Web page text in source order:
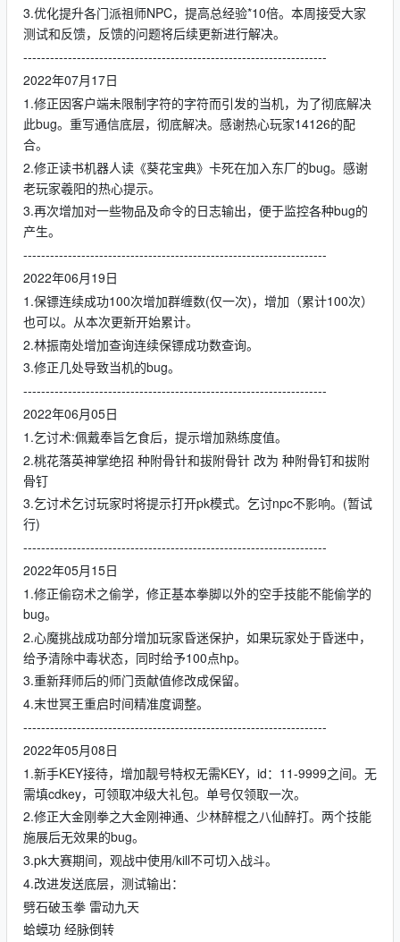
3.优化提升各门派祖师NPC，提高总经验*10倍。本周接受大家
测试和反馈，反馈的问题将后续更新进行解决。
--------------------------------------------------------------------
2022年07月17日
1.修正因客户端未限制字符的字符而引发的当机，为了彻底解决
此bug。重写通信底层，彻底解决。感谢热心玩家14126的配
合。
2.修正读书机器人读《葵花宝典》卡死在加入东厂的bug。感谢
老玩家羲阳的热心提示。
3.再次增加对一些物品及命令的日志输出，便于监控各种bug的
产生。
--------------------------------------------------------------------
2022年06月19日
1.保镖连续成功100次增加群缠数(仅一次)，增加（累计100次）
也可以。从本次更新开始累计。
2.林振南处增加查询连续保镖成功数查询。
3.修正几处导致当机的bug。
--------------------------------------------------------------------
2022年06月05日
1.乞讨术:佩戴奉旨乞食后，提示增加熟练度值。
2.桃花落英神掌绝招 种附骨针和拔附骨针 改为 种附骨钉和拔附
骨钉
3.乞讨术乞讨玩家时将提示打开pk模式。乞讨npc不影响。(暂试
行)
--------------------------------------------------------------------
2022年05月15日
1.修正偷窃术之偷学，修正基本拳脚以外的空手技能不能偷学的
bug。
2.心魔挑战成功部分增加玩家昏迷保护，如果玩家处于昏迷中，
给予清除中毒状态，同时给予100点hp。
3.重新拜师后的师门贡献值修改成保留。
4.末世冥王重启时间精准度调整。
--------------------------------------------------------------------
2022年05月08日
1.新手KEY接待，增加靓号特权无需KEY，id：11-9999之间。无
需填cdkey，可领取冲级大礼包。单号仅领取一次。
2.修正大金刚拳之大金刚神通、少林醉棍之八仙醉打。两个技能
施展后无效果的bug。
3.pk大赛期间，观战中使用/kill不可切入战斗。
4.改进发送底层，测试输出：
劈石破玉拳 雷动九天
蛤蟆功 经脉倒转